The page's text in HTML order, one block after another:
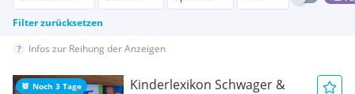
Filter zurücksetzen
Infos zur Reihung der Anzeigen
Noch 3 Tage
Kinderlexikon Schwager &